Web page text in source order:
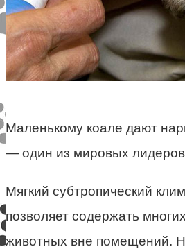
Маленькому коале дают
— один из мировых
Мягкий субтропический
позволяет содержать
животных вне помещений.